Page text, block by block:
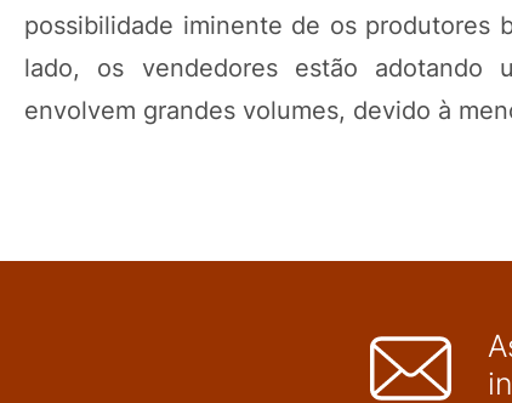
possibilidade iminente de os produtores
lado, os vendedores estão adotando
envolvem grandes volumes, devido à